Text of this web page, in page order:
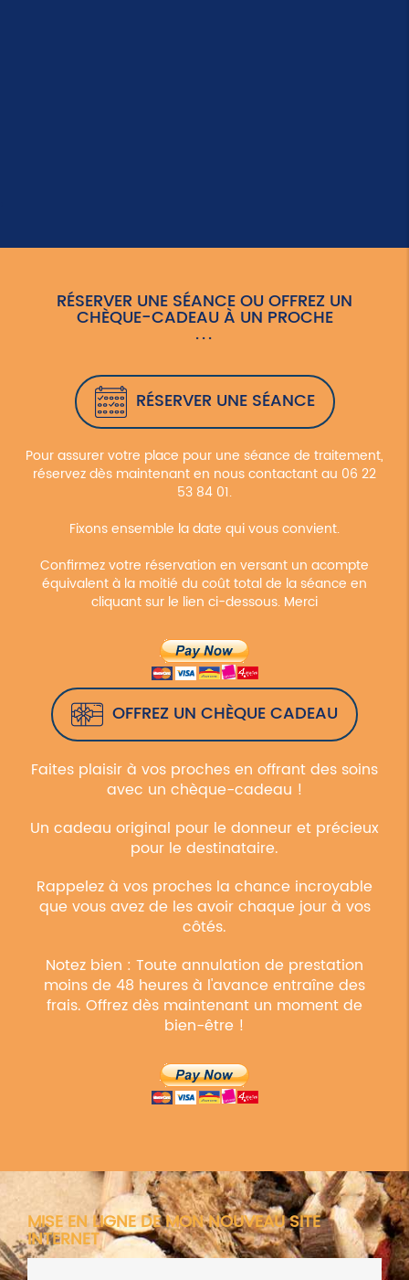
RÉSERVER UNE SÉANCE OU OFFREZ UN
CHÈQUE-CADEAU À UN PROCHE
RÉSERVER UNE SÉANCE
Pour assurer votre place pour une séance de traitement,
réservez dès maintenant en nous contactant au 06 22
53 84 01.
Fixons ensemble la date qui vous convient.
Confirmez votre réservation en versant un acompte
équivalent à la moitié du coût total de la séance en
cliquant sur le lien ci-dessous. Merci
OFFREZ UN CHÈQUE CADEAU
Faites plaisir à vos proches en offrant des soins
avec un chèque-cadeau !
Un cadeau original pour le donneur et précieux
pour le destinataire.
Rappelez à vos proches la chance incroyable
que vous avez de les avoir chaque jour à vos
côtés.
Notez bien : Toute annulation de prestation
moins de 48 heures à l'avance entraîne des
frais. Offrez dès maintenant un moment de
bien-être !
MISE EN LIGNE DE MON NOUVEAU SITE
INTERNET